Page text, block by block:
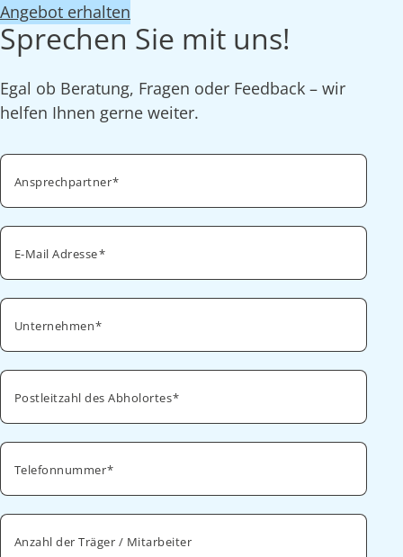
Angebot erhalten
Sprechen Sie mit uns!
Egal ob Beratung, Fragen oder Feedback – wir
helfen Ihnen gerne weiter.
Ansprechpartner
E-Mail Adresse
Unternehmen
Postleitzahl des Abholortes
Telefonnummer
Anzahl der Träger / Mitarbeiter